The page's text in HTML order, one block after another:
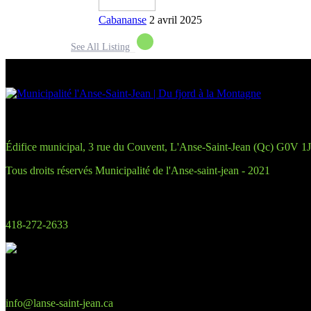
Cabananse 2 avril 2025
See All Listing
Édifice municipal, 3 rue du Couvent, L'Anse-Saint-Jean (Qc) G0V
Tous droits réservés Municipalité de l'Anse-saint-jean - 2021
418-272-2633
info@lanse-saint-jean.ca